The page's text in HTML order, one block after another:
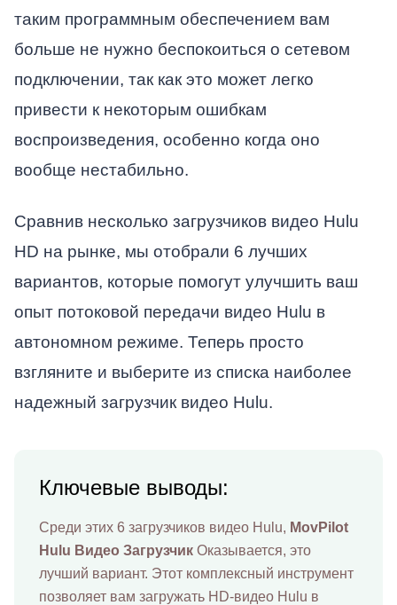
таким программным обеспечением вам
больше не нужно беспокоиться о сетевом
подключении, так как это может легко
привести к некоторым ошибкам
воспроизведения, особенно когда оно
вообще нестабильно.
Сравнив несколько загрузчиков видео Hulu
HD на рынке, мы отобрали 6 лучших
вариантов, которые помогут улучшить ваш
опыт потоковой передачи видео Hulu в
автономном режиме. Теперь просто
взгляните и выберите из списка наиболее
надежный загрузчик видео Hulu.
Ключевые выводы:
Среди этих 6 загрузчиков видео Hulu, MovPilot
Hulu Видео Загрузчик Оказывается, это
лучший вариант. Этот комплексный инструмент
позволяет вам загружать HD-видео Hulu в